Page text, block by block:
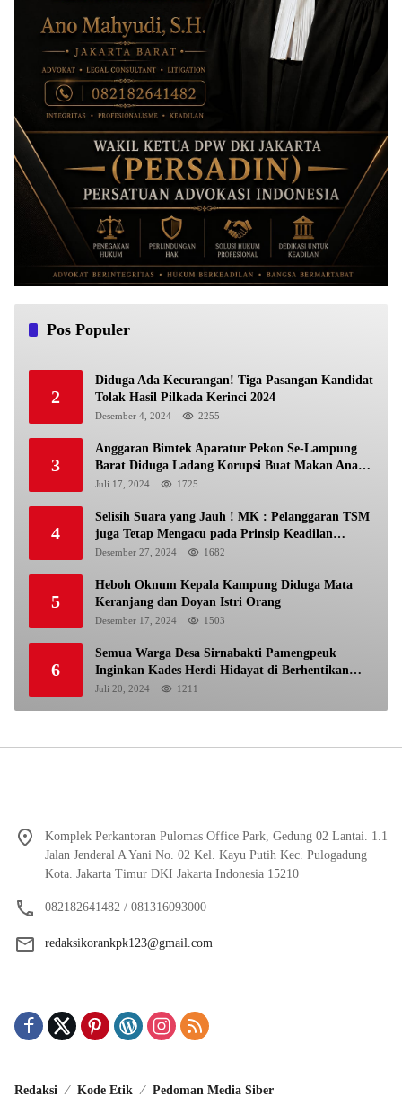
Pos Populer
2
Diduga Ada Kecurangan! Tiga Pasangan Kandidat
Tolak Hasil Pilkada Kerinci 2024
Desember 4, 2024 2255
3
Anggaran Bimtek Aparatur Pekon Se-Lampung
Barat Diduga Ladang Korupsi Buat Makan Anak
Istri
Juli 17, 2024 1725
4
Selisih Suara yang Jauh ! MK : Pelanggaran TSM
juga Tetap Mengacu pada Prinsip Keadilan
Pemilu
Desember 27, 2024 1682
5
Heboh Oknum Kepala Kampung Diduga Mata
Keranjang dan Doyan Istri Orang
Desember 17, 2024 1503
6
Semua Warga Desa Sirnabakti Pamengpeuk
Inginkan Kades Herdi Hidayat di Berhentikan
Dari Jabatan nya
Juli 20, 2024 1211
Komplek Perkantoran Pulomas Office Park, Gedung 02 Lantai. 1.1
Jalan Jenderal A Yani No. 02 Kel. Kayu Putih Kec. Pulogadung
Kota. Jakarta Timur DKI Jakarta Indonesia 15210
082182641482 / 081316093000
redaksikorankpk123@gmail.com
Redaksi Kode Etik Pedoman Media Siber